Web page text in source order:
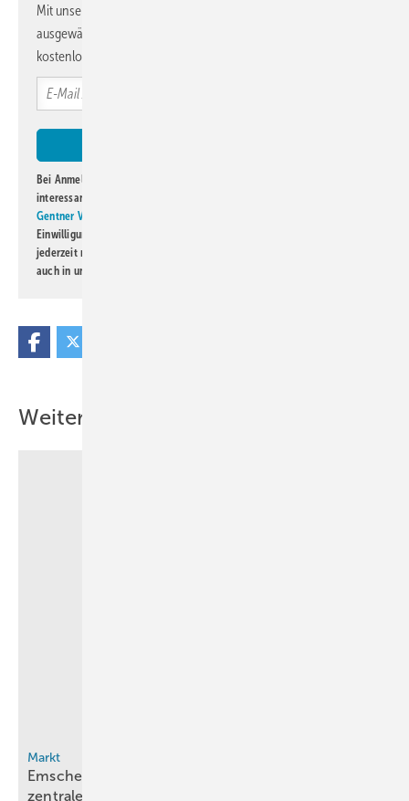
Mit unserem Newsletter erhalten Sie regelmäßig von uns
ausgewählte Informationen und Neuigkeiten, gebündelt und
kostenlos direkt ins Postfach.
Bei Anmeldung zu diesem Newsletter bin ich damit einverstanden, über
interessante Verlags- und Online-Angebote
Gentner Verlag GmbH & Co. KG
Einwilligung kann ich jederzeit widerrufen und eine Abmeldung ist
jederzeit möglich. Informationen zum Umgang mit Daten finden Sie
auch in unserer
Weitere Inhalte
Markt
Emscher-Lippe: 100 H2-Projekte, aber Preis bleibt
zentrale